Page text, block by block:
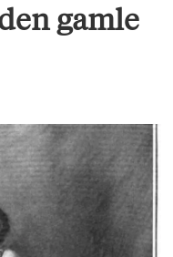
gamle